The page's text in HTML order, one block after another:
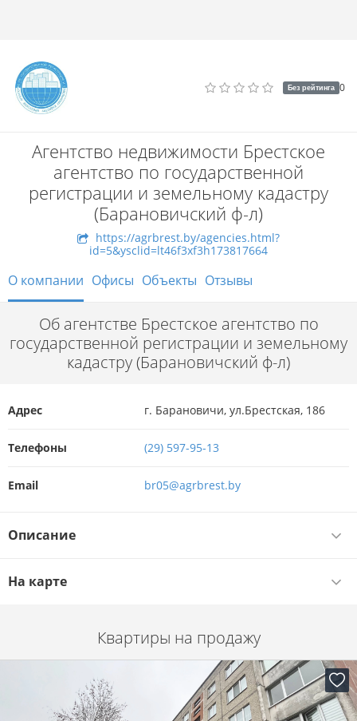
Без рейтинга 0
Агентство недвижимости Брестское
агентство по государственной
регистрации и земельному кадастру
(Барановичский ф-л)
https://agrbrest.by/agencies.html?
id=5&ysclid=lt46f3xf3h173817664
О компании Офисы Объекты Отзывы
Об агентстве Брестское агентство по
государственной регистрации и земельному
кадастру (Барановичский ф-л)
Адрес г. Барановичи, ул.Брестская, 186
Телефоны (29) 597-95-13
Email br05@agrbrest.by
Описание
На карте
Квартиры на продажу